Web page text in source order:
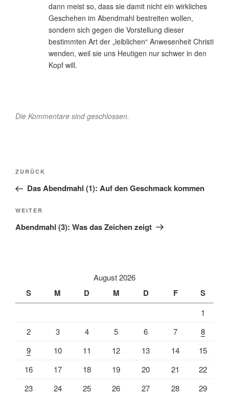
dann meist so, dass sie damit nicht ein wirkliches
Geschehen im Abendmahl bestreiten wollen,
sondern sich gegen die Vorstellung dieser
bestimmten Art der „leiblichen“ Anwesenheit Christi
wenden, weil sie uns Heutigen nur schwer in den
Kopf will.
Die Kommentare sind geschlossen.
Beitragsnavigation
Vorheriger
Beitrag
ZURÜCK
Das Abendmahl (1): Auf den Geschmack kommen
Nächster
Beitrag
WEITER
Abendmahl (3): Was das Zeichen zeigt
August 2026
S M D M D F S
1
2
3 4 5 6 7
8
9
10 11 12 13 14
15
16
17 18 19 20 21
22
23
24 25 26 27 28
29